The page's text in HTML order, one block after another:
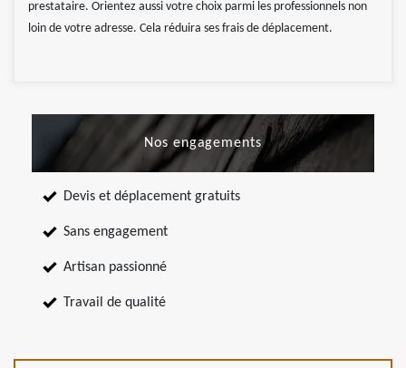
prestataire. Orientez aussi votre choix parmi les professionnels non
loin de votre adresse. Cela réduira ses frais de déplacement.
Nos engagements
Devis et déplacement gratuits
Sans engagement
Artisan passionné
Travail de qualité